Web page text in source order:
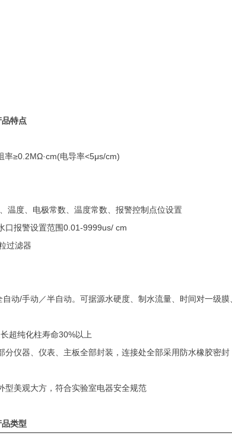
品特点
≥0.2MΩ·cm(电导率<5μs/cm)
度、电极常数、温度常数、报警控制点位设置
报警设置范围0.01-9999us/ cm
过滤器
动/手动／半自动。可据源水硬度、制水流量、时间对一级膜
纯化柱寿命30%以上
器、仪表、主板全部封装，连接处全部采用防水橡胶密封
美观大方，符合实验室电器安全规范
类型